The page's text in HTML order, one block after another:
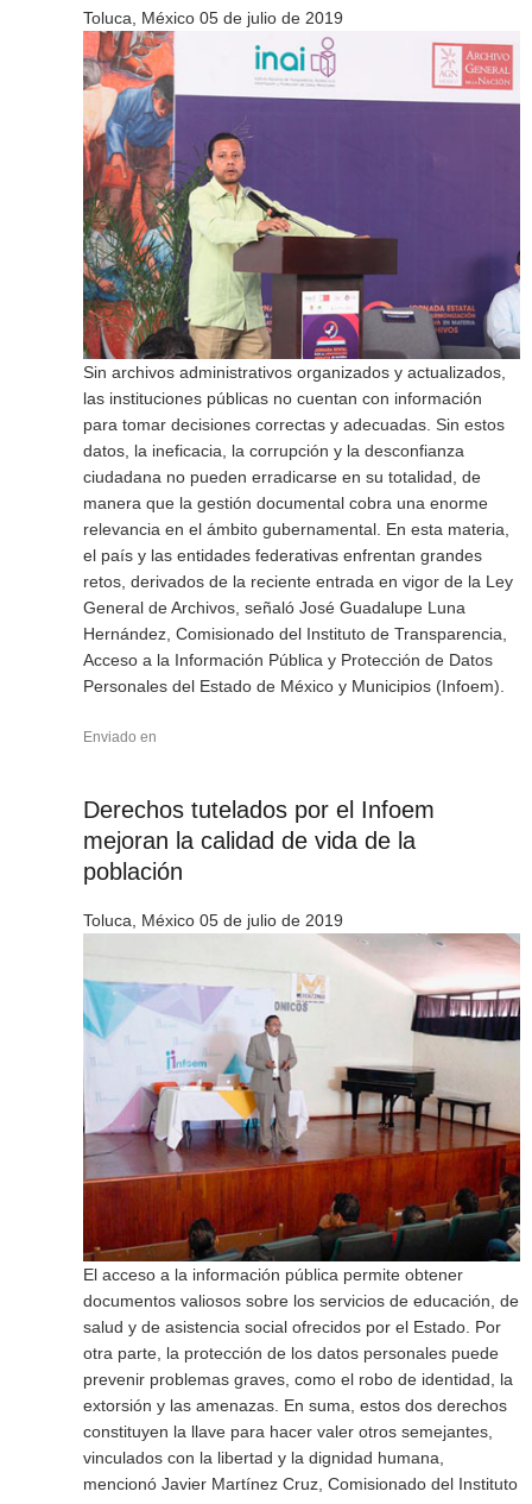
Toluca, México 05 de julio de 2019
Sin archivos administrativos organizados y actualizados,
las instituciones públicas no cuentan con información
para tomar decisiones correctas y adecuadas. Sin estos
datos, la ineficacia, la corrupción y la desconfianza
ciudadana no pueden erradicarse en su totalidad, de
manera que la gestión documental cobra una enorme
relevancia en el ámbito gubernamental. En esta materia,
el país y las entidades federativas enfrentan grandes
retos, derivados de la reciente entrada en vigor de la Ley
General de Archivos, señaló José Guadalupe Luna
Hernández, Comisionado del Instituto de Transparencia,
Acceso a la Información Pública y Protección de Datos
Personales del Estado de México y Municipios (Infoem).
Enviado en
Derechos tutelados por el Infoem
mejoran la calidad de vida de la
población
Toluca, México 05 de julio de 2019
El acceso a la información pública permite obtener
documentos valiosos sobre los servicios de educación, de
salud y de asistencia social ofrecidos por el Estado. Por
otra parte, la protección de los datos personales puede
prevenir problemas graves, como el robo de identidad, la
extorsión y las amenazas. En suma, estos dos derechos
constituyen la llave para hacer valer otros semejantes,
vinculados con la libertad y la dignidad humana,
mencionó Javier Martínez Cruz, Comisionado del Instituto